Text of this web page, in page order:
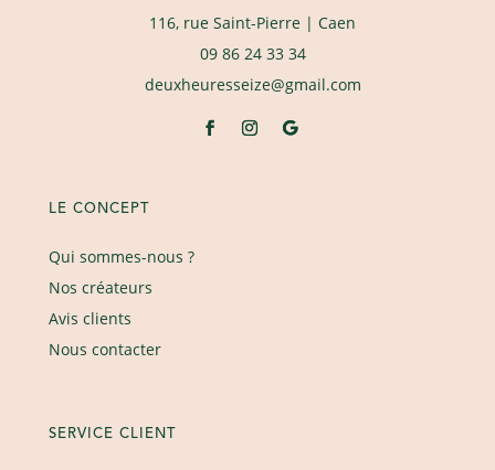
116, rue Saint-Pierre | Caen
09 86 24 33 34
deuxheuresseize@gmail.com
LE CONCEPT
Qui sommes-nous ?
Nos créateurs
Avis clients
Nous contacter
SERVICE CLIENT